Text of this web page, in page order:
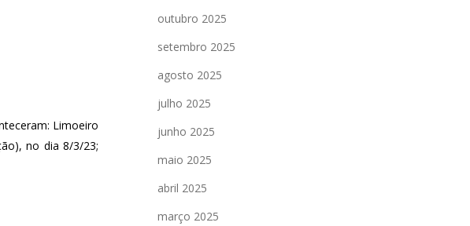
Limoeiro
no dia 8/3/23;
outubro 2025
setembro 2025
agosto 2025
julho 2025
junho 2025
maio 2025
abril 2025
março 2025